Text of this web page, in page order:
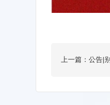
上一篇：公告|